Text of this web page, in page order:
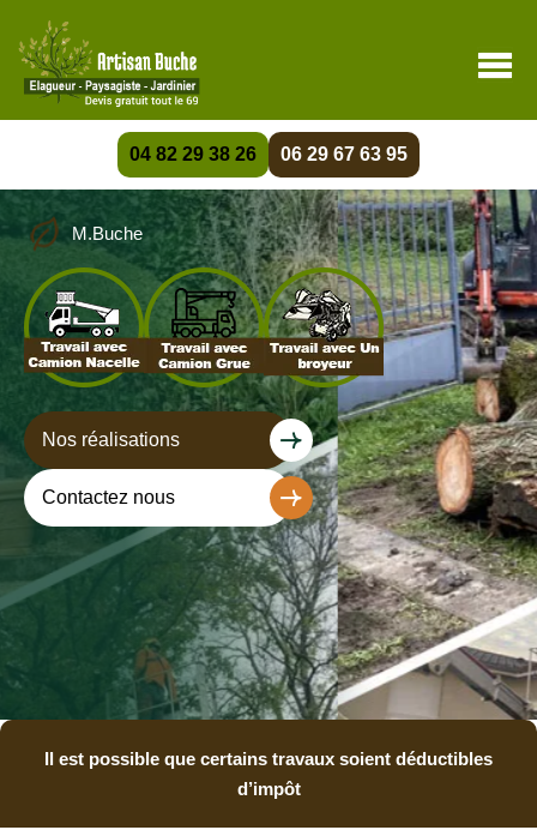
04 82 29 38 26 06 29 67 63 95
M.Buche
Nos réalisations
Contactez nous
Il est possible que certains travaux soient déductibles
d’impôt